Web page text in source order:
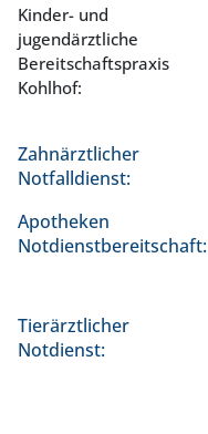
Kinder- und
jugendärztliche
Bereitschaftspraxis
Kohlhof:
Zahnärztlicher
Notfalldienst:
Apotheken
Notdienstbereitschaft:
Tierärztlicher
Notdienst: